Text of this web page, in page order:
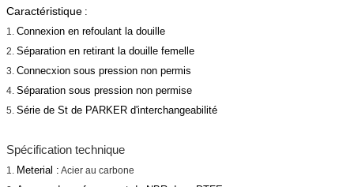
Caractéristique :
1. Connexion en refoulant la douille
2. Séparation en retirant la douille femelle
3. Connecxion sous pression non permis
4. Séparation sous pression non permise
5. Série de St de PARKER d'interchangeabilité
Spécification technique
1. Meterial : Acier au carbone